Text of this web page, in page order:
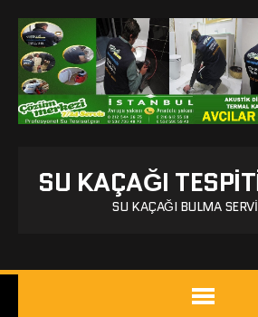
SU KAÇAĞI
SU KAÇAĞI BULMA